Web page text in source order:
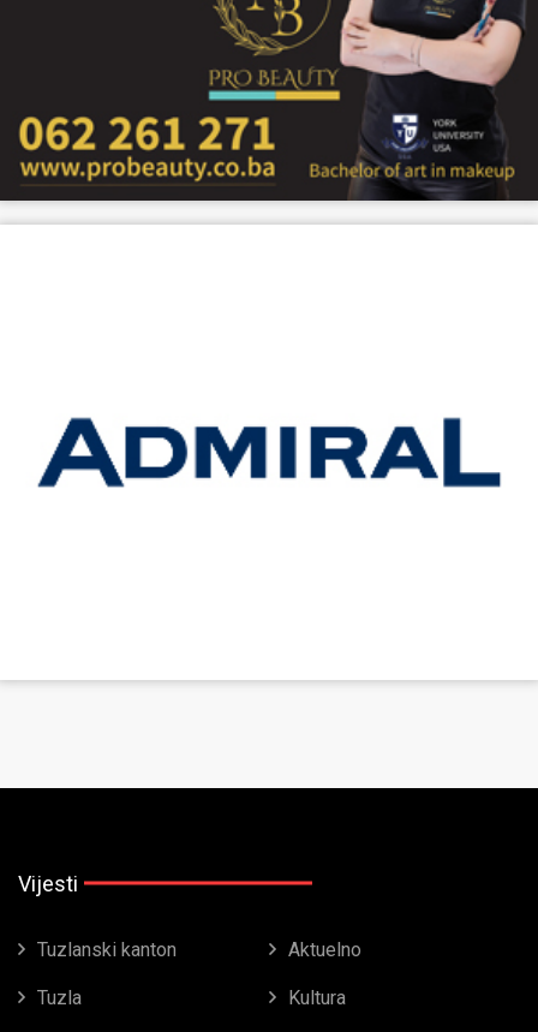
Vijesti
Tuzlanski kanton Aktuelno
Tuzla Kultura